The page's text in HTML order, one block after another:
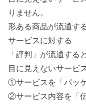
りません。
形ある商品が流通す
サービスに対する
「評判」が流通する
目に見えないサービ
①サービスを「パッ
②サービス内容を「